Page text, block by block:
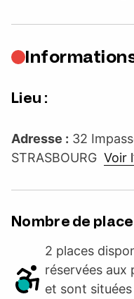
Lieu :
Adresse : 32
STRASBOURG Voir
Nombre de
2 places
réservées aux
et sont